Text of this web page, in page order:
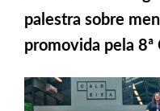
palestra sobre
promovida pela 8ª